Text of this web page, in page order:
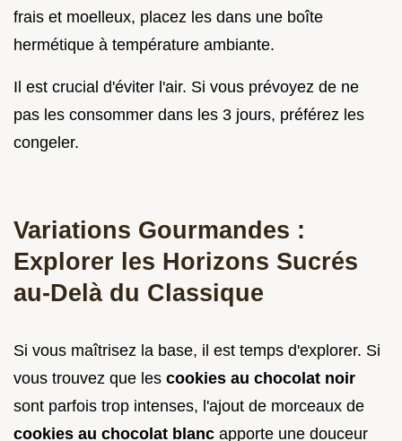
frais et moelleux, placez les dans une boîte
hermétique à température ambiante.
Il est crucial d'éviter l'air. Si vous prévoyez de ne
pas les consommer dans les 3 jours, préférez les
congeler.
Variations Gourmandes :
Explorer les Horizons Sucrés
au-Delà du Classique
Si vous maîtrisez la base, il est temps d'explorer. Si
vous trouvez que les cookies au chocolat noir
sont parfois trop intenses, l'ajout de morceaux de
cookies au chocolat blanc apporte une douceur